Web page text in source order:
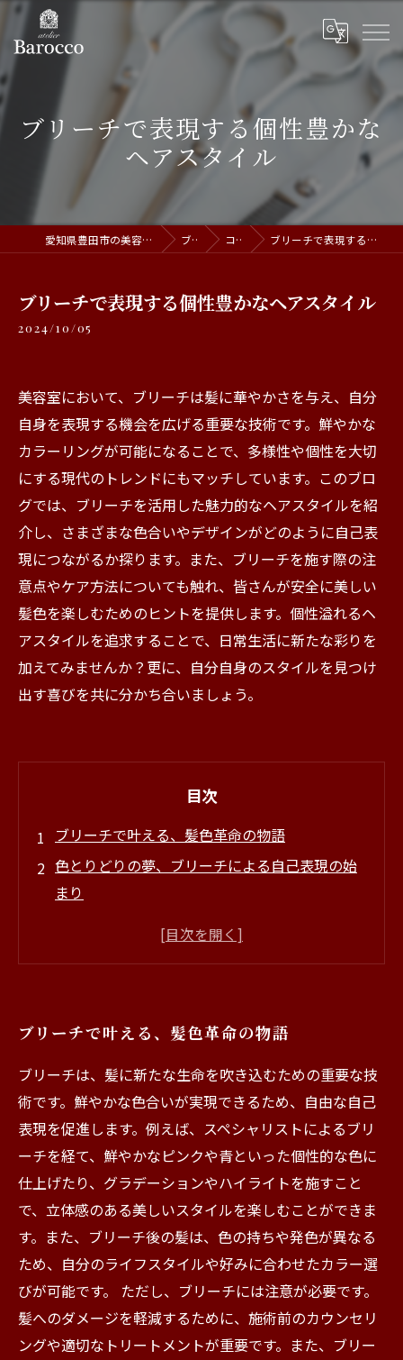
ブリーチで表現する個性豊かな
ヘアスタイル
愛知県豊田市の美容室ならatelier Barocco ブログ コラム ブリーチで表現する個性豊かなヘアスタイル
ブリーチで表現する個性豊かなヘアスタイル
2024/10/05
美容室において、ブリーチは髪に華やかさを与え、自分
自身を表現する機会を広げる重要な技術です。鮮やかな
カラーリングが可能になることで、多様性や個性を大切
にする現代のトレンドにもマッチしています。このブロ
グでは、ブリーチを活用した魅力的なヘアスタイルを紹
介し、さまざまな色合いやデザインがどのように自己表
現につながるか探ります。また、ブリーチを施す際の注
意点やケア方法についても触れ、皆さんが安全に美しい
髪色を楽しむためのヒントを提供します。個性溢れるヘ
アスタイルを追求することで、日常生活に新たな彩りを
加えてみませんか？更に、自分自身のスタイルを見つけ
出す喜びを共に分かち合いましょう。
目次
ブリーチで叶える、髪色革命の物語
色とりどりの夢、ブリーチによる自己表現の始
まり
ブリーチの魔法で、自分だけのスタイルを創り
美しい髪色を手に入れるためのケアと注意点
新たな彩りを加える、個性豊かなヘアスタイル
の楽しさ
あなたのスタイルを見つける旅、ブリーチの魅
力を語る
ブリーチで叶える、髪色革命の物語
ブリーチは、髪に新たな生命を吹き込むための重要な技
術です。鮮やかな色合いが実現できるため、自由な自己
表現を促進します。例えば、スペシャリストによるブリ
ーチを経て、鮮やかなピンクや青といった個性的な色に
仕上げたり、グラデーションやハイライトを施すこと
で、立体感のある美しいスタイルを楽しむことができま
す。また、ブリーチ後の髪は、色の持ちや発色が異なる
ため、自分のライフスタイルや好みに合わせたカラー選
びが可能です。 ただし、ブリーチには注意が必要です。
髪へのダメージを軽減するために、施術前のカウンセリ
ングや適切なトリートメントが重要です。また、ブリー